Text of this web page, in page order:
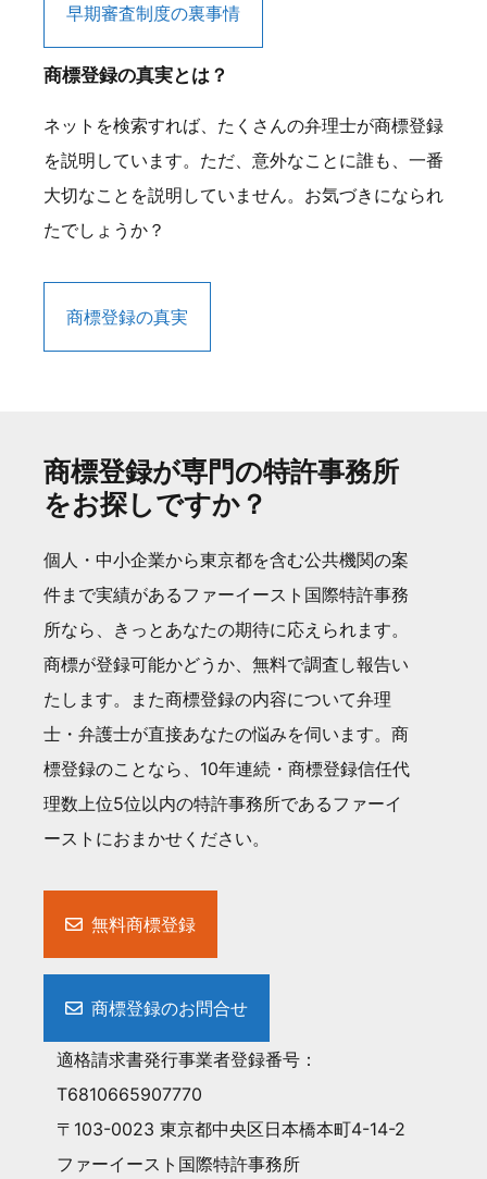
早期審査制度の裏事情
商標登録の真実とは？
ネットを検索すれば、たくさんの弁理士が商標登録
を説明しています。ただ、意外なことに誰も、一番
大切なことを説明していません。お気づきになられ
たでしょうか？
商標登録の真実
商標登録が専門の特許事務所
をお探しですか？
個人・中小企業から東京都を含む公共機関の案
件まで実績があるファーイースト国際特許事務
所なら、きっとあなたの期待に応えられます。
商標が登録可能かどうか、無料で調査し報告い
たします。また商標登録の内容について弁理
士・弁護士が直接あなたの悩みを伺います。商
標登録のことなら、10年連続・商標登録信任代
理数上位5位以内の特許事務所であるファーイ
ーストにおまかせください。
無料商標登録
商標登録のお問合せ
適格請求書発行事業者登録番号：
T6810665907770
〒103-0023 東京都中央区日本橋本町4-14-2
ファーイースト国際特許事務所